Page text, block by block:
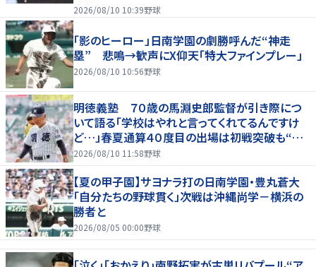
2026/08/10 10:39野球
「影のヒーロー」日南学園の劇勝呼んだ“神走
塁” 悲鳴→歓声にX仰天「特大ファインプレー」
2026/08/10 10:56野球
明徳義塾 ７０歳の馬淵史郎監督が引き際につ
いて語る「学校はやれと言ってくれてるんですけ
ど…」春夏通算４０度目の出場は初戦突破も“馬
淵節”炸裂
2026/08/10 11:58野球
【夏の甲子園】サヨナラ打の日南学園・豊丸蒼大
「自分たちの野球貫く」次戦は沖縄尚学－横浜の
勝者と
2026/08/05 00:00野球